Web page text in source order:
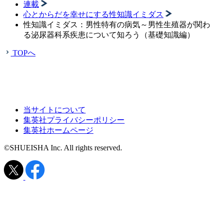
連載
心とからだを幸せにする性知識イミダス
性知識イミダス：男性特有の病気～男性生殖器が関わ
る泌尿器科系疾患について知ろう（基礎知識編）
TOPへ
当サイトについて
集英社プライバシーポリシー
集英社ホームページ
©SHUEISHA Inc. All rights reserved.